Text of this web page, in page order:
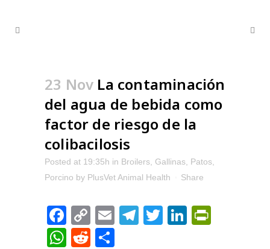
23 Nov La contaminación
del agua de bebida como
factor de riesgo de la
colibacilosis
Posted at 19:35h in Broilers Gallinas Patos
Porcino by PlusVet Animal Health Share
Facebook
Copy
Link
EmailTelegram
TwitterLinkedIn
WhatsApp
Reddit